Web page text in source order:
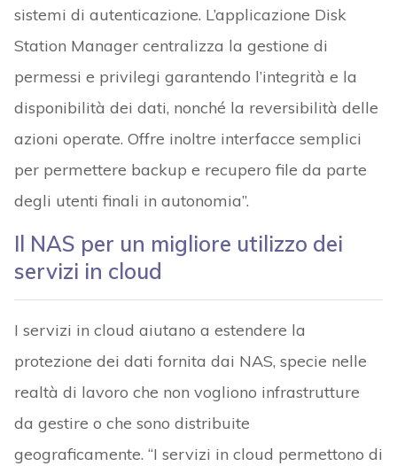
sistemi di autenticazione. L’applicazione Disk
Station Manager centralizza la gestione di
permessi e privilegi garantendo l’integrità e la
disponibilità dei dati, nonché la reversibilità delle
azioni operate. Offre inoltre interfacce semplici
per permettere backup e recupero file da parte
degli utenti finali in autonomia”.
Il NAS per un migliore utilizzo dei
servizi in cloud
I servizi in cloud aiutano a estendere la
protezione dei dati fornita dai NAS, specie nelle
realtà di lavoro che non vogliono infrastrutture
da gestire o che sono distribuite
geograficamente. “I servizi in cloud permettono di